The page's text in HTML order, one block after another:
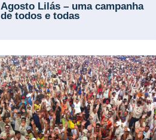
Agosto Lilás – uma campanha
de todos e todas